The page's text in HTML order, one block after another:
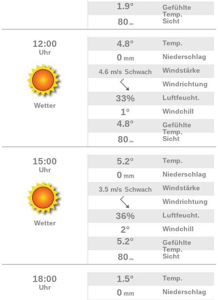
1.9°
Gefühlte
Temp.
80 km Sicht
12:00
Uhr
Wetter
4.8° Temp.
0 mm
Niederschlag
4.6 m/s Schwach
Windstärke
Windrichtung
33% Luftfeucht.
1° Windchill
4.8°
Gefühlte
Temp.
80 km Sicht
15:00
Uhr
Wetter
5.2° Temp.
0 mm
Niederschlag
3.5 m/s Schwach
Windstärke
Windrichtung
36% Luftfeucht.
2° Windchill
5.2°
Gefühlte
Temp.
80 km Sicht
18:00
Uhr
1.5° Temp.
0 mm
Niederschlag